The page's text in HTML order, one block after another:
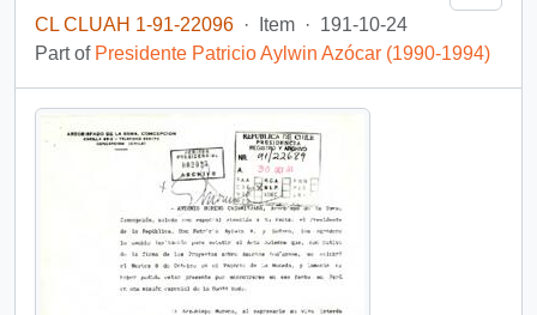
CL CLUAH 1-91-22096 · Item · 191-10-24
Part of Presidente Patricio Aylwin Azócar (1990-1994)